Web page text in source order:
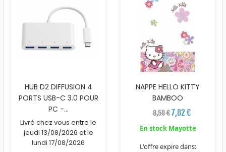
HUB D2 DIFFUSION 4
PORTS USB-C 3.0 POUR
PC -...
Livré chez vous entre le
jeudi 13/08/2026 et le
lundi 17/08/2026
NAPPE HELLO KITTY
BAMBOO
8,50 € 7,82 €
En stock Mayotte
L'offre expire dans: